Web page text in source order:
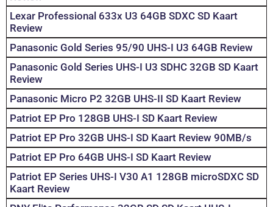
Lexar Professional 633x U3 64GB SDXC SD Kaart
Review
Panasonic Gold Series 95/90 UHS-I U3 64GB Review
Panasonic Gold Series UHS-I U3 SDHC 32GB SD Kaart
Review
Panasonic Micro P2 32GB UHS-II SD Kaart Review
Patriot EP Pro 128GB UHS-I SD Kaart Review
Patriot EP Pro 32GB UHS-I SD Kaart Review 90MB/s
Patriot EP Pro 64GB UHS-I SD Kaart Review
Patriot EP Series UHS-I V30 A1 128GB microSDXC SD
Kaart Review